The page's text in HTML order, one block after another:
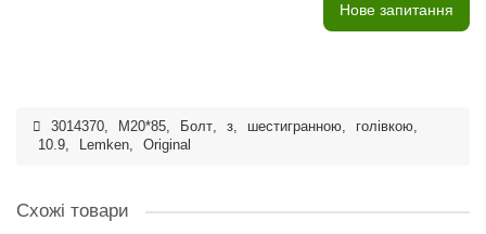
Нове запитання
3014370, M20*85, Болт, з, шестигранною, голівкою,
10.9, Lemken, Original
Схожі товари